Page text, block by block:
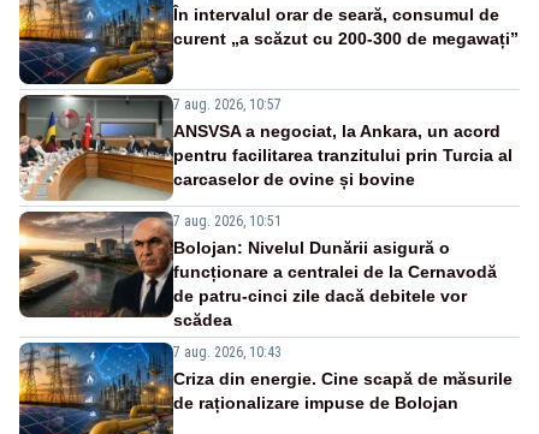
În intervalul orar de seară, consumul de
curent „a scăzut cu 200-300 de megawați”
7 aug. 2026, 10:57
ANSVSA a negociat, la Ankara, un acord
pentru facilitarea tranzitului prin Turcia al
carcaselor de ovine și bovine
7 aug. 2026, 10:51
Bolojan: Nivelul Dunării asigură o
funcționare a centralei de la Cernavodă
de patru-cinci zile dacă debitele vor
scădea
7 aug. 2026, 10:43
Criza din energie. Cine scapă de măsurile
de raționalizare impuse de Bolojan